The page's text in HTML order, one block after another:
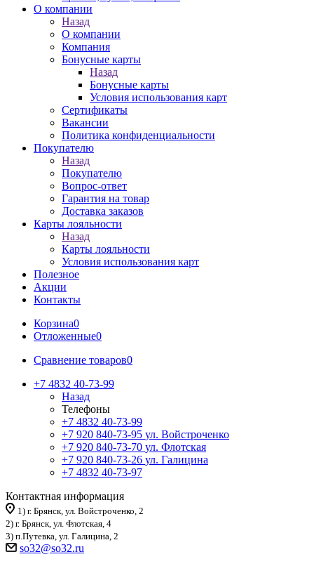
О компании
Назад
О компании
Компания
Бонусные карты
Назад
Бонусные карты
Условия использования карт
Сертификаты
Вакансии
Политика конфиденциальности
Покупателю
Назад
Покупателю
Вопрос-ответ
Гарантия на товар
Доставка заказов
Карты лояльности
Назад
Карты лояльности
Условия использования карт
Полезное
Акции
Контакты
Корзина0
Отложенные0
Сравнение товаров0
+7 4832 40-73-99
Назад
Телефоны
+7 4832 40-73-99
+7 920 840-73-95 ул. Войстроченко
+7 920 840-73-70 ул. Флотская
+7 920 840-73-26 ул. Галицина
+7 4832 40-73-97
Контактная информация
1) г. Брянск, ул. Войстроченко, 2
2) г. Брянск, ул. Флотская, 4
3) п.Путевка, ул. Галицина, 2
so32@so32.ru